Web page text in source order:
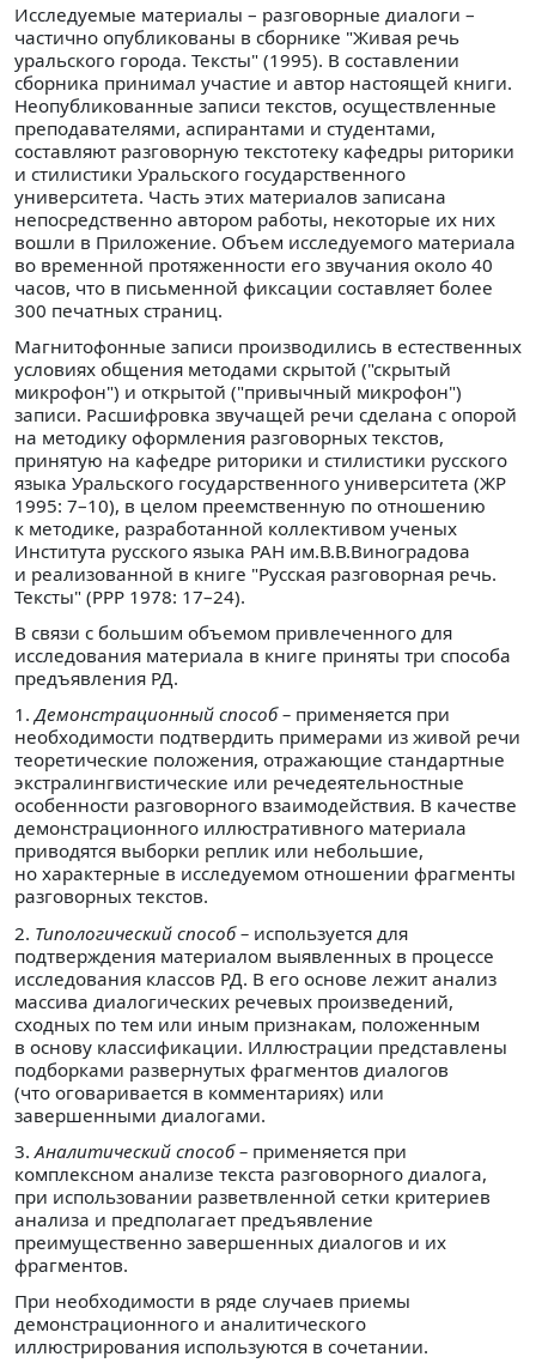
Исследуемые материалы – разговорные диалоги –
частично опубликованы в сборнике "Живая речь
уральского города. Тексты" (1995). В составлении
сборника принимал участие и автор настоящей книги.
Неопубликованные записи текстов, осуществленные
преподавателями, аспирантами и студентами,
составляют разговорную текстотеку кафедры риторики
и стилистики Уральского государственного
университета. Часть этих материалов записана
непосредственно автором работы, некоторые их них
вошли в Приложение. Объем исследуемого материала
во временной протяженности его звучания около 40
часов, что в письменной фиксации составляет более
300 печатных страниц.
Магнитофонные записи производились в естественных
условиях общения методами скрытой ("скрытый
микрофон") и открытой ("привычный микрофон")
записи. Расшифровка звучащей речи сделана с опорой
на методику оформления разговорных текстов,
принятую на кафедре риторики и стилистики русского
языка Уральского государственного университета (ЖР
1995: 7–10), в целом преемственную по отношению
к методике, разработанной коллективом ученых
Института русского языка РАН им.В.В.Виноградова
и реализованной в книге "Русская разговорная речь.
Тексты" (РРР 1978: 17–24).
В связи с большим объемом привлеченного для
исследования материала в книге приняты три способа
предъявления РД.
1.Демонстрационный способ – применяется при
необходимости подтвердить примерами из живой речи
теоретические положения, отражающие стандартные
экстралингвистические или речедеятельностные
особенности разговорного взаимодействия. В качестве
демонстрационного иллюстративного материала
приводятся выборки реплик или небольшие,
но характерные в исследуемом отношении фрагменты
разговорных текстов.
2. Типологический способ – используется для
подтверждения материалом выявленных в процессе
исследования классов РД. В его основе лежит анализ
массива диалогических речевых произведений,
сходных по тем или иным признакам, положенным
в основу классификации. Иллюстрации представлены
подборками развернутых фрагментов диалогов
(что оговаривается в комментариях) или
завершенными диалогами.
3. Аналитический способ – применяется при
комплексном анализе текста разговорного диалога,
при использовании разветвленной сетки критериев
анализа и предполагает предъявление
преимущественно завершенных диалогов и их
фрагментов.
При необходимости в ряде случаев приемы
демонстрационного и аналитического
иллюстрирования используются в сочетании.